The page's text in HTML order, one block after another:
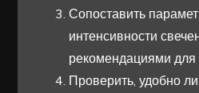
Сопоставить
интенсивности
рекомендациями для
Проверить, удобно